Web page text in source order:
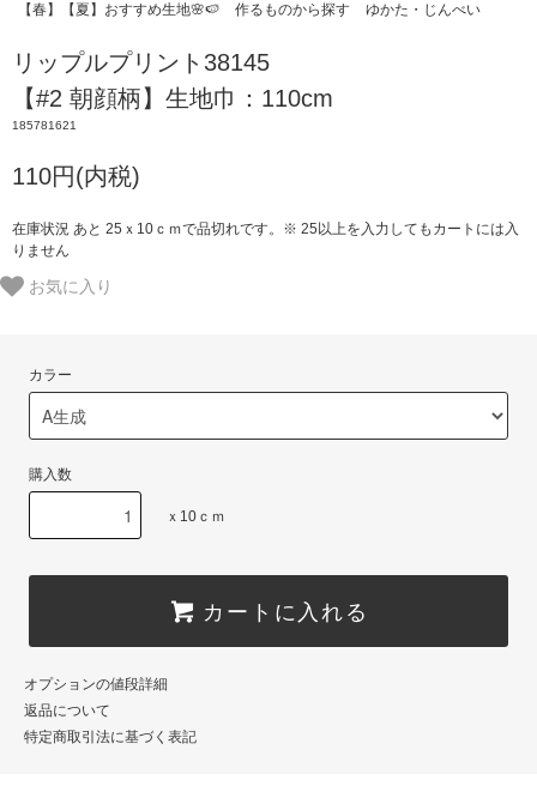
【春】【夏】おすすめ生地🌸🍉
作るものから探す ゆかた・じんべい
リップルプリント38145
【#2 朝顔柄】生地巾：110cm
185781621
110円(内税)
在庫状況 あと 25ｘ10ｃｍで品切れです。※ 25以上を入力してもカートには入
りません
お気に入り
カラー
購入数
ｘ10ｃｍ
カートに入れる
オプションの値段詳細
返品について
特定商取引法に基づく表記